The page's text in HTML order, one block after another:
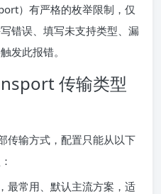
）有严格的枚举限制，仅
错误、填写未支持类型、漏
发此报错。
传输类型
传输方式，配置只能从以下
最常用、默认主流方案，适